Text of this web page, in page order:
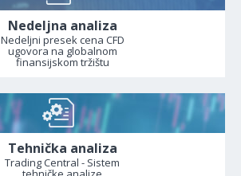
Nedeljna analiza
Nedeljni presek cena CFD
ugovora na globalnom
finansijskom tržištu
Tehnička analiza
Trading Central - Sistem